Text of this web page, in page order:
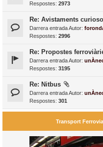
Respostes: 2973
Re: Avistaments
Darrera entrada Autor:
Respostes: 2996
Re: Propostes
Darrera entrada Autor:
Respostes: 3195
Re: Nitbus
Darrera entrada Autor:
Respostes: 301
Transport